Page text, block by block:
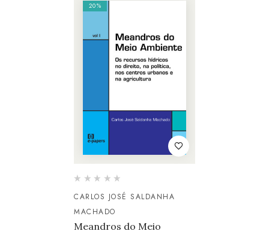
20%
CARLOS JOSÉ SALDANHA
MACHADO
Meandros do Meio